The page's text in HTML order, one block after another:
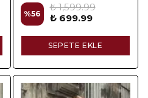
%56
₺ 1,599.99
₺ 699.99
SEPETE EKLE